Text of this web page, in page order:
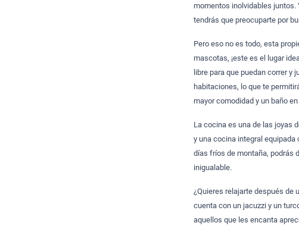
momentos inolvidables juntos.
tendrás que preocuparte por
Pero eso no es todo, esta
mascotas, ¡este es el lugar
libre para que puedan correr
habitaciones, lo que te
mayor comodidad y un baño
La cocina es una de las joyas
y una cocina integral
días fríos de montaña, podrás
inigualable.
¿Quieres relajarte después de
cuenta con un jacuzzi y un
aquellos que les encanta